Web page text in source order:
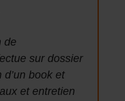
de
sur dossier
book et
et entretien